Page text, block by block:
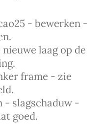
- bewerken -
laag op de
frame - zie
- slagschaduw -
goed.